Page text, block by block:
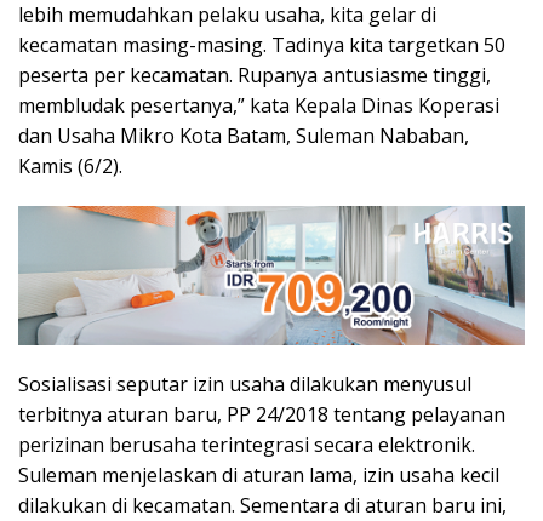
lebih memudahkan pelaku usaha, kita gelar di
kecamatan masing-masing. Tadinya kita targetkan 50
peserta per kecamatan. Rupanya antusiasme tinggi,
membludak pesertanya,” kata Kepala Dinas Koperasi
dan Usaha Mikro Kota Batam, Suleman Nababan,
Kamis (6/2).
Sosialisasi seputar izin usaha dilakukan menyusul
terbitnya aturan baru, PP 24/2018 tentang pelayanan
perizinan berusaha terintegrasi secara elektronik.
Suleman menjelaskan di aturan lama, izin usaha kecil
dilakukan di kecamatan. Sementara di aturan baru ini,